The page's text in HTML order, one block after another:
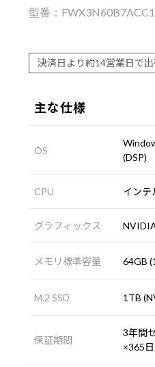
決済日より約14営業日で
主な仕様
OS
(DSP)
CPU イン
グラフィックス
メモリ標準容量 64GB
M.2 SSD 1TB
保証期間
3年間
×365